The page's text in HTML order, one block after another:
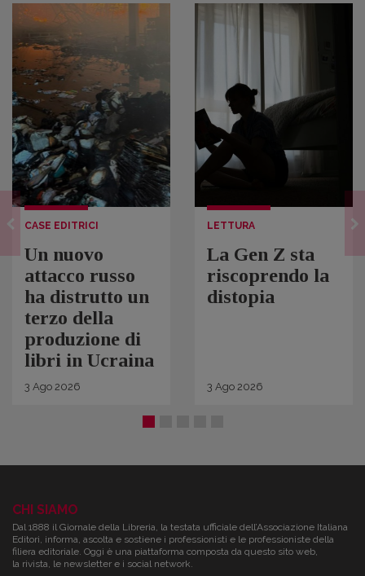
CASE EDITRICI
Un nuovo
attacco russo
ha distrutto un
terzo della
produzione di
libri in Ucraina
3 Ago 2026
LETTURA
La Gen Z sta
riscoprendo la
distopia
3 Ago 2026
CHI SIAMO
Dal 1888 il Giornale della Libreria, la testata ufficiale dell’Associazione Italiana
Editori, informa, ascolta e sostiene i professionisti e le professioniste della
filiera editoriale. Oggi è una piattaforma composta da questo sito web,
la rivista, le newsletter e i social network.